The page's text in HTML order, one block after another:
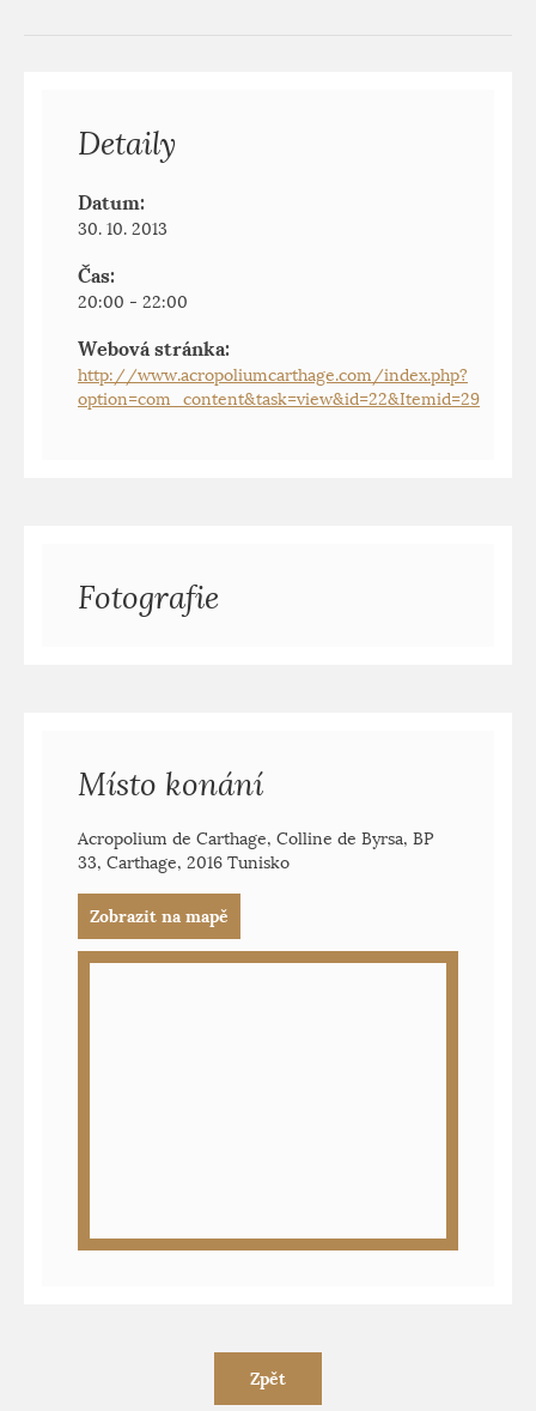
Detaily
Datum:
30. 10. 2013
Čas:
20:00 - 22:00
Webová stránka:
http://www.acropoliumcarthage.com/index.php?
option=com_content&task=view&id=22&Itemid=29
Fotografie
Místo konání
Acropolium de Carthage, Colline de Byrsa, BP
33, Carthage, 2016 Tunisko
Zobrazit na mapě
Zpět